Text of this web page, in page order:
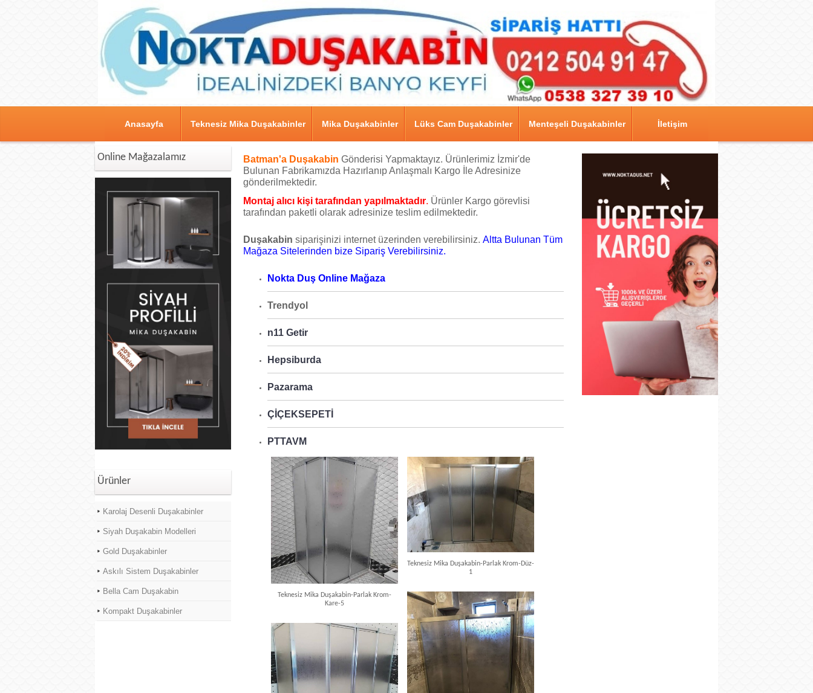
Anasayfa Teknesiz Mika Duşakabinler Mika Duşakabinler Lüks Cam Duşakabinler Menteşeli Duşakabinler İletişim
Online Mağazalamız
Ürünler
Karolaj Desenli Duşakabinler
Siyah Duşakabin Modelleri
Gold Duşakabinler
Askılı Sistem Duşakabinler
Bella Cam Duşakabin
Kompakt Duşakabinler
Batman'a Duşakabin Gönderisi Yapmaktayız. Ürünlerimiz İzmir'de
Bulunan Fabrikamızda Hazırlanıp Anlaşmalı Kargo İle Adresinize
gönderilmektedir.
Montaj alıcı kişi tarafından yapılmaktadır. Ürünler Kargo görevlisi
tarafından paketli olarak adresinize teslim edilmektedir.
Duşakabin siparişinizi internet üzerinden verebilirsiniz. Altta Bulunan Tüm
Mağaza Sitelerinden bize Sipariş Verebilirsiniz.
Nokta Duş Online Mağaza
Trendyol
n11 Getir
Hepsiburda
Pazarama
ÇİÇEKSEPETİ
PTTAVM
Teknesiz Mika Duşakabin-Parlak Krom-
Kare-5
Teknesiz Mika Duşakabin-Parlak Krom-Düz-
1